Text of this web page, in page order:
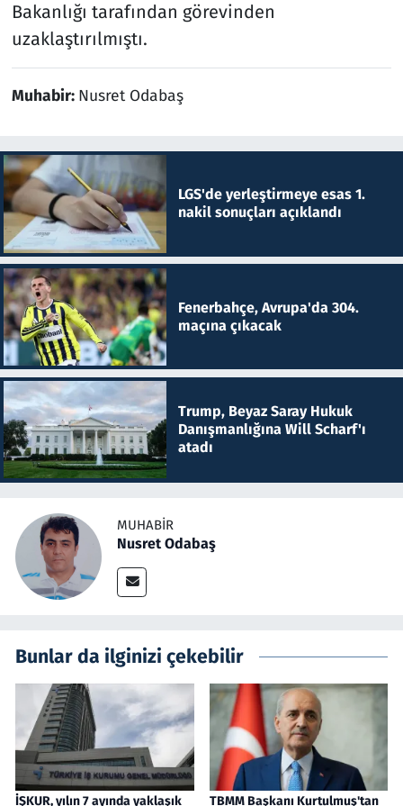
Bakanlığı tarafından görevinden
uzaklaştırılmıştı.
Muhabir: Nusret Odabaş
LGS'de yerleştirmeye esas 1.
nakil sonuçları açıklandı
Fenerbahçe, Avrupa'da 304.
maçına çıkacak
Trump, Beyaz Saray Hukuk
Danışmanlığına Will Scharf'ı
atadı
MUHABIR
Nusret Odabaş
Bunlar da ilginizi çekebilir
İŞKUR, yılın 7 ayında yaklaşık TBMM Başkanı Kurtulmuş'tan